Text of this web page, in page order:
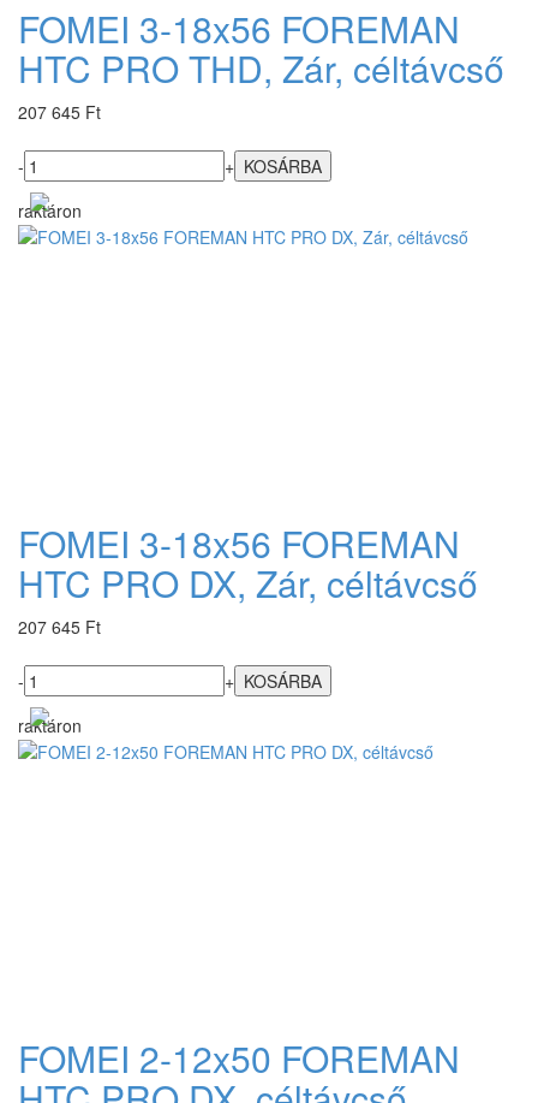
FOMEI 3-18x56 FOREMAN
HTC PRO THD, Zár, céltávcső
207 645 Ft
-
+
raktáron
FOMEI 3-18x56 FOREMAN
HTC PRO DX, Zár, céltávcső
207 645 Ft
-
+
raktáron
FOMEI 2-12x50 FOREMAN